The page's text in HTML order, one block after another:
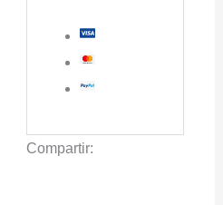
Compartir: